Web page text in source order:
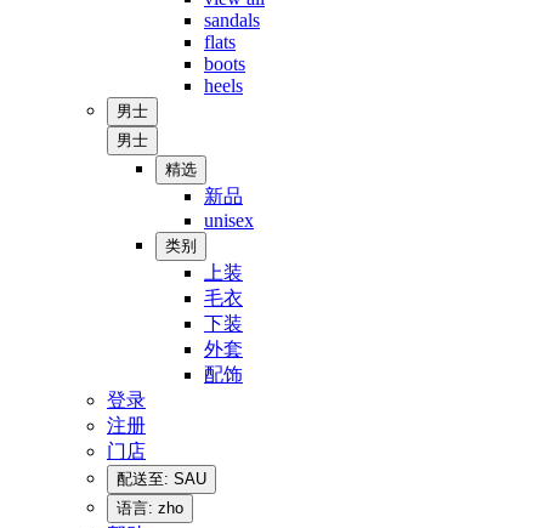
sandals
flats
boots
heels
男士
男士
精选
新品
unisex
类别
上装
毛衣
下装
外套
配饰
登录
注册
门店
配送至: SAU
语言: zho